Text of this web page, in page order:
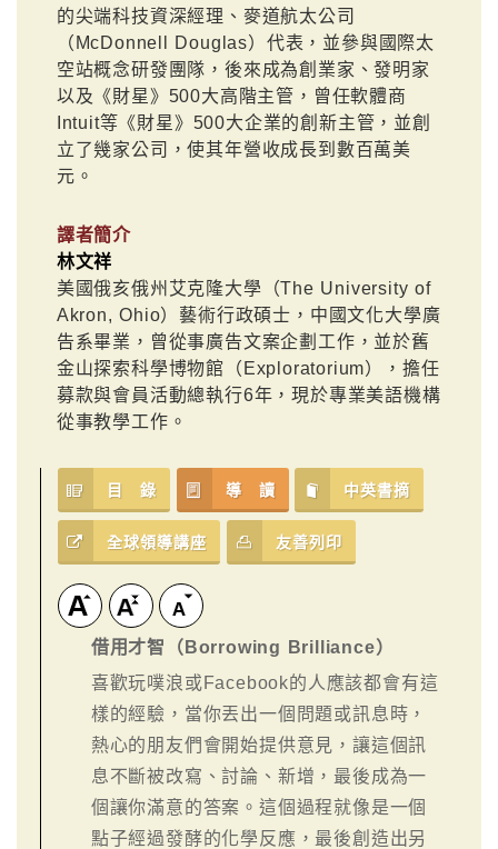
的尖端科技資深經理、麥道航太公司
（McDonnell Douglas）代表，並參與國際太
空站概念研發團隊，後來成為創業家、發明家
以及《財星》500大高階主管，曾任軟體商
Intuit等《財星》500大企業的創新主管，並創
立了幾家公司，使其年營收成長到數百萬美
元。
譯者簡介
林文祥
美國俄亥俄州艾克隆大學（The University of
Akron, Ohio）藝術行政碩士，中國文化大學廣
告系畢業，曾從事廣告文案企劃工作，並於舊
金山探索科學博物館（Exploratorium），擔任
募款與會員活動總執行6年，現於專業美語機構
從事教學工作。
目 錄 導 讀 中英書摘
全球領導講座 友善列印
借用才智（Borrowing Brilliance）
喜歡玩噗浪或Facebook的人應該都會有這
樣的經驗，當你丟出一個問題或訊息時，
熱心的朋友們會開始提供意見，讓這個訊
息不斷被改寫、討論、新增，最後成為一
個讓你滿意的答案。這個過程就像是一個
點子經過發酵的化學反應，最後創造出另